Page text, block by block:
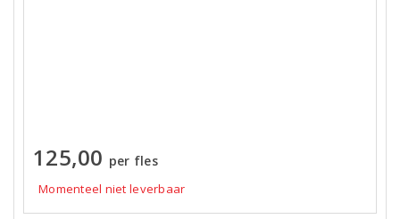
125,00 per fles
Momenteel niet leverbaar